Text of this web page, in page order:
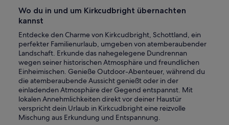
Wo du in und um Kirkcudbright übernachten
kannst
Entdecke den Charme von Kirkcudbright, Schottland, ein
perfekter Familienurlaub, umgeben von atemberaubender
Landschaft. Erkunde das nahegelegene Dundrennan
wegen seiner historischen Atmosphäre und freundlichen
Einheimischen. Genieße Outdoor-Abenteuer, während du
die atemberaubende Aussicht genießt oder in der
einladenden Atmosphäre der Gegend entspannst. Mit
lokalen Annehmlichkeiten direkt vor deiner Haustür
verspricht dein Urlaub in Kirkcudbright eine reizvolle
Mischung aus Erkundung und Entspannung.